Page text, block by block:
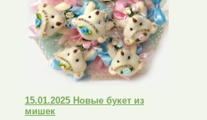
15.01.2025 Новые букет из
мишек